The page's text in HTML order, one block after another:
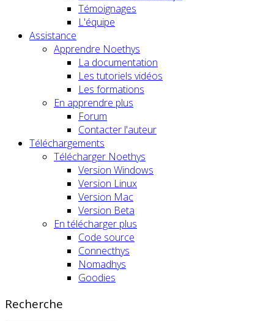
Témoignages
L'équipe
Assistance
Apprendre Noethys
La documentation
Les tutoriels vidéos
Les formations
En apprendre plus
Forum
Contacter l'auteur
Téléchargements
Télécharger Noethys
Version Windows
Version Linux
Version Mac
Version Beta
En télécharger plus
Code source
Connecthys
Nomadhys
Goodies
Recherche